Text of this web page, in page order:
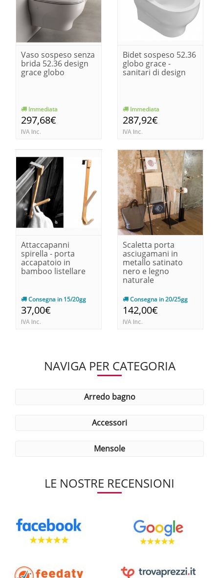
Vaso sospeso senza
brida 52.36 design
grace globo
Immediata
297,68€
IVA Inc.
Bidet sospeso 52.36
globo grace -
sanitari di design
Immediata
287,92€
IVA Inc.
Attaccapanni
spirella - porta
accapatoio in
bamboo listellare
Consegna in 15/20gg
37,00€
IVA Inc.
Scaletta porta
asciugamani in
metallo satinato
nero e legno
naturale
Consegna in 20/25gg
142,00€
IVA Inc.
NAVIGA PER CATEGORIA
arredo bagno
accessori
mensole
LE NOSTRE RECENSIONI